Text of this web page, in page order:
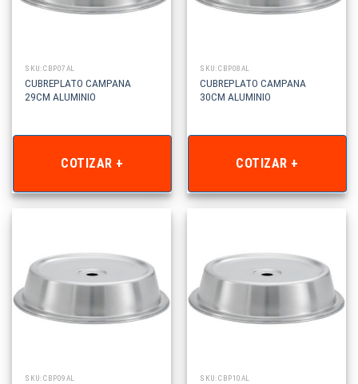
SKU: CBP07AL
CUBREPLATO CAMPANA
29CM ALUMINIO
COTIZAR +
SKU: CBP08AL
CUBREPLATO CAMPANA
30CM ALUMINIO
COTIZAR +
SKU: CBP09AL SKU: CBP10AL